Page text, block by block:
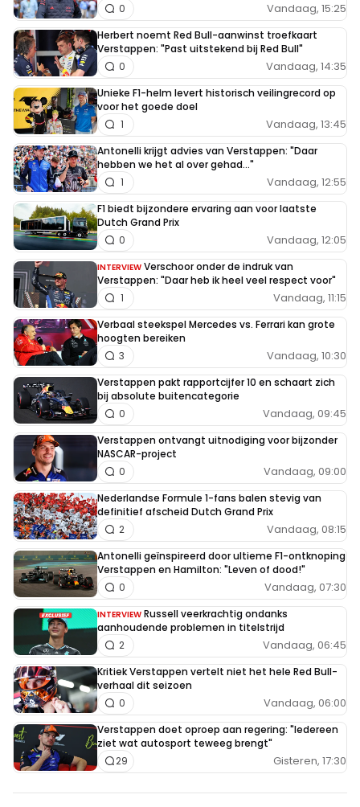
Vandaag, 15:25
0
Herbert noemt Red Bull-aanwinst troefkaart
Verstappen: "Past uitstekend bij Red Bull"
Vandaag, 14:35
0
Unieke F1-helm levert historisch veilingrecord op
voor het goede doel
Vandaag, 13:45
1
Antonelli krijgt advies van Verstappen: "Daar
hebben we het al over gehad..."
Vandaag, 12:55
1
F1 biedt bijzondere ervaring aan voor laatste
Dutch Grand Prix
Vandaag, 12:05
0
INTERVIEW Verschoor onder de indruk van
Verstappen: "Daar heb ik heel veel respect voor"
Vandaag, 11:15
1
Verbaal steekspel Mercedes vs. Ferrari kan grote
hoogten bereiken
Vandaag, 10:30
3
Verstappen pakt rapportcijfer 10 en schaart zich
bij absolute buitencategorie
Vandaag, 09:45
0
Verstappen ontvangt uitnodiging voor bijzonder
NASCAR-project
Vandaag, 09:00
0
Nederlandse Formule 1-fans balen stevig van
definitief afscheid Dutch Grand Prix
Vandaag, 08:15
2
Antonelli geïnspireerd door ultieme F1-ontknoping
Verstappen en Hamilton: "Leven of dood!"
Vandaag, 07:30
0
INTERVIEW Russell veerkrachtig ondanks
aanhoudende problemen in titelstrijd
Vandaag, 06:45
2
Kritiek Verstappen vertelt niet het hele Red Bull-
verhaal dit seizoen
Vandaag, 06:00
0
Verstappen doet oproep aan regering: "Iedereen
ziet wat autosport teweeg brengt"
Gisteren, 17:30
29